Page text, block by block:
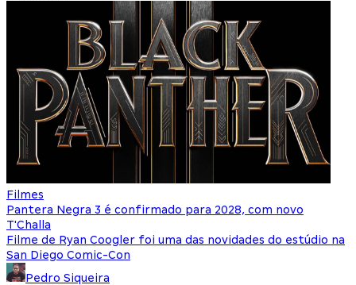
Filmes
Pantera Negra 3 é confirmado para 2028, com novo
T'Challa
Filme de Ryan Coogler foi uma das novidades do estúdio na
San Diego Comic-Con
Pedro Siqueira